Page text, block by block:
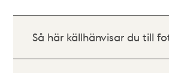
Så här källhänvisar du till